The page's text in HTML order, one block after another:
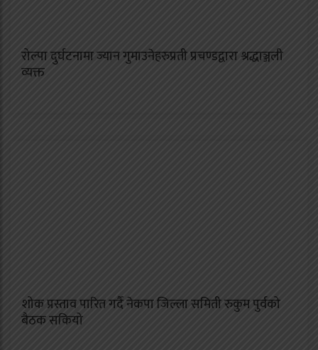
रोल्पा दुर्घटनामा ज्यान गुमाउनेहरुप्रती प्रचण्डद्वारा श्रद्धाञ्जली
व्यक्त
शोक प्रस्ताव पारित गर्दै नेकपा जिल्ला समिती रुकुम पुर्वको
बैठक सकियो